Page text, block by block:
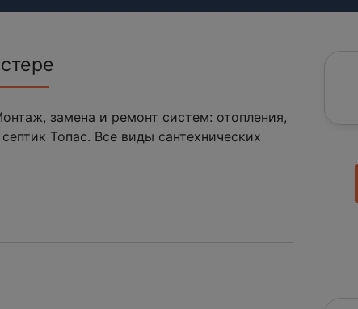
замена и ремонт систем: отопления,
Топас. Все виды сантехнических